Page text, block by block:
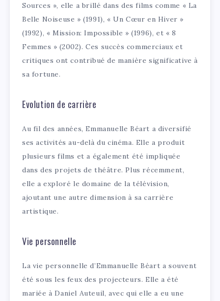
Sources », elle a brillé dans des films comme « La
Belle Noiseuse » (1991), « Un Cœur en Hiver »
(1992), « Mission: Impossible » (1996), et « 8
Femmes » (2002). Ces succès commerciaux et
critiques ont contribué de manière significative à
sa fortune.
Evolution de carrière
Au fil des années, Emmanuelle Béart a diversifié
ses activités au-delà du cinéma. Elle a produit
plusieurs films et a également été impliquée
dans des projets de théâtre. Plus récemment,
elle a exploré le domaine de la télévision,
ajoutant une autre dimension à sa carrière
artistique.
Vie personnelle
La vie personnelle d’Emmanuelle Béart a souvent
été sous les feux des projecteurs. Elle a été
mariée à Daniel Auteuil, avec qui elle a eu une